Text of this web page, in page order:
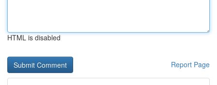
HTML is disabled
Report Page